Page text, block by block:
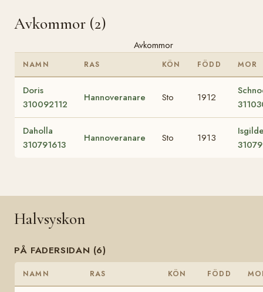
Avkommor (2)
Avkommor
NAMN RAS KÖN FÖDD MOR
Doris
310092112
Hannoveranare Sto 1912
Daholla
310791613
Hannoveranare Sto 1913
Halvsyskon
PÅ FADERSIDAN (6)
NAMN RAS KÖN FÖDD